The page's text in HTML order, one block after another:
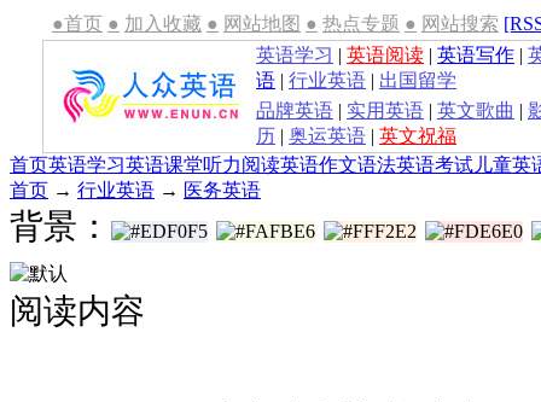
●首页 ● 加入收藏 ● 网站地图 ● 热点专题 ● 网站搜索
英语学习 | 英语阅读 | 英语写作 |
语 | 行业英语 | 出国留学
品牌英语 | 实用英语 | 英文歌曲 |
历 | 奥运英语 | 英文祝福
首页英语学习英语课堂听力阅读英语作文语法英语考试 儿童英
首页 → 行业英语 → 医务英语
背景：
阅读内容